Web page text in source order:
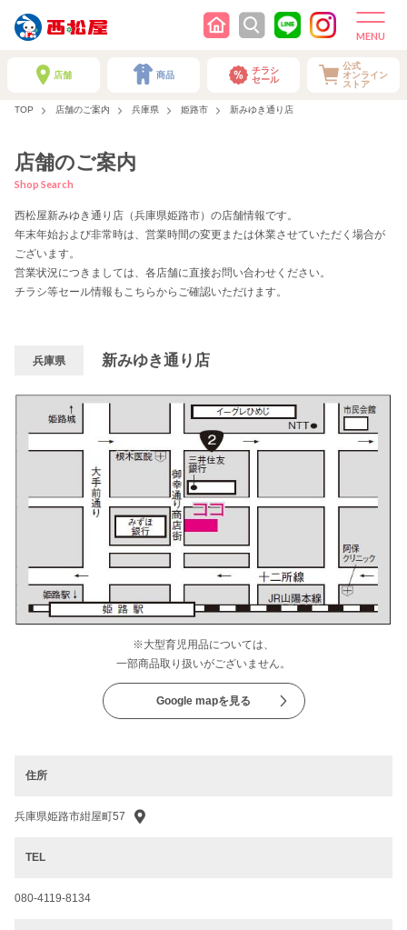
店舗 商品
チラシ
セール
公式
オンライン
ストア
TOP 店舗のご案内 兵庫県 姫路市 新みゆき通り店
店舗のご案内
Shop Search
西松屋新みゆき通り店（兵庫県姫路市）の店舗情報です。
年末年始および非常時は、営業時間の変更または休業させていただく場合が
ございます。
営業状況につきましては、各店舗に直接お問い合わせください。
チラシ等セール情報もこちらからご確認いただけます。
兵庫県 新みゆき通り店
※大型育児用品については、
一部商品取り扱いがございません。
Google mapを見る
住所
兵庫県姫路市紺屋町57
TEL
080-4119-8134